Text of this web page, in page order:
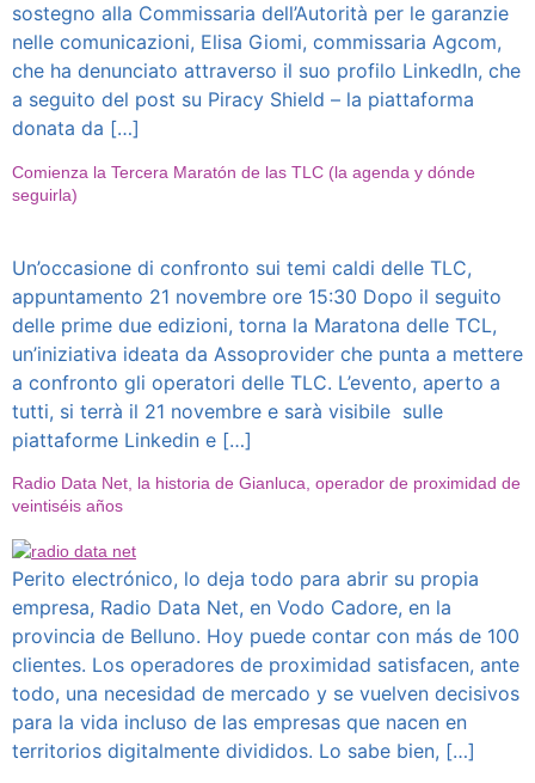
sostegno alla Commissaria dell’Autorità per le garanzie
nelle comunicazioni, Elisa Giomi, commissaria Agcom,
che ha denunciato attraverso il suo profilo LinkedIn, che
a seguito del post su Piracy Shield – la piattaforma
donata da […]
Comienza la Tercera Maratón de las TLC (la agenda y dónde
seguirla)
Un’occasione di confronto sui temi caldi delle TLC,
appuntamento 21 novembre ore 15:30 Dopo il seguito
delle prime due edizioni, torna la Maratona delle TCL,
un’iniziativa ideata da Assoprovider che punta a mettere
a confronto gli operatori delle TLC. L’evento, aperto a
tutti, si terrà il 21 novembre e sarà visibile sulle
piattaforme Linkedin e […]
Radio Data Net, la historia de Gianluca, operador de proximidad de
veintiséis años
Perito electrónico, lo deja todo para abrir su propia
empresa, Radio Data Net, en Vodo Cadore, en la
provincia de Belluno. Hoy puede contar con más de 100
clientes. Los operadores de proximidad satisfacen, ante
todo, una necesidad de mercado y se vuelven decisivos
para la vida incluso de las empresas que nacen en
territorios digitalmente divididos. Lo sabe bien, […]